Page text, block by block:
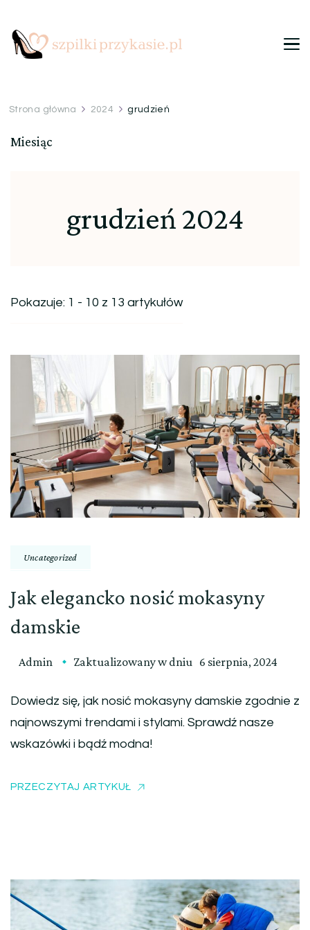
Strona główna 2024 grudzień
Miesiąc
grudzień 2024
Pokazuje: 1 - 10 z 13 artykułów
Uncategorized
Jak elegancko nosić mokasyny
damskie
Admin Zaktualizowany w dniu 6 sierpnia, 2024
Dowiedz się, jak nosić mokasyny damskie zgodnie z
najnowszymi trendami i stylami. Sprawdź nasze
wskazówki i bądź modna!
PRZECZYTAJ ARTYKUŁ